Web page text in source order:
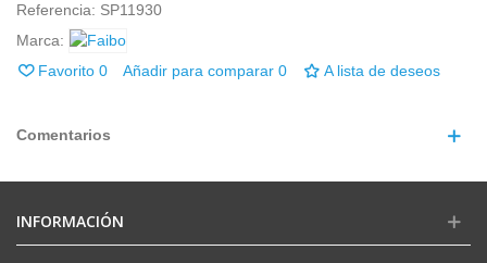
Referencia: SP11930
Marca:
Favorito 0 Añadir para comparar 0 A lista de deseos
Comentarios
INFORMACIÓN